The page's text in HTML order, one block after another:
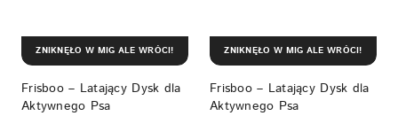
Frisboo – Latający Dysk dla
Aktywnego Psa
ZNIKNĘŁO W MIG ALE WRÓCI!
Frisboo – Latający Dysk dla
Aktywnego Psa
ZNIKNĘŁO W MIG ALE WRÓCI!